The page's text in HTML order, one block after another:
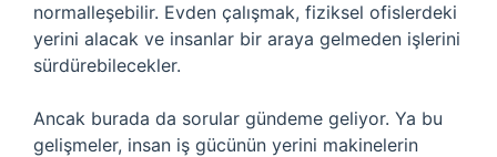
normalleşebilir. Evden çalışmak, fiziksel ofislerdeki
yerini alacak ve insanlar bir araya gelmeden işlerini
sürdürebilecekler.
Ancak burada da sorular gündeme geliyor. Ya bu
gelişmeler, insan iş gücünün yerini makinelerin